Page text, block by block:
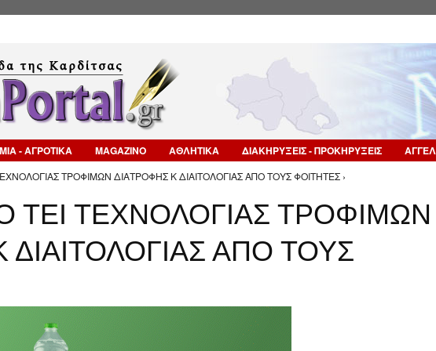
- ΑΓΡΟΤΙΚΑ MAGAZINO ΑΘΛΗΤΙΚΑ ΔΙΑΚΗΡΥΞΕΙΣ - ΠΡΟΚΗΡΥΞΕΙΣ
ΤΡΟΦΙΜΩΝ ΔΙΑΤΡΟΦΗΣ Κ ΔΙΑΙΤΟΛΟΓΙΑΣ ΑΠΟ ΤΟΥΣ ΦΟΙΤΗΤΕΣ ›
ΤΕΙ ΤΕΧΝΟΛΟΓΙΑΣ ΤΡΟΦΙΜΩΝ
ΑΠΟ ΤΟΥΣ